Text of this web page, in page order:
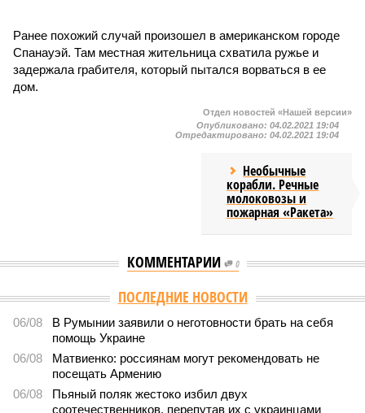
Ранее похожий случай произошел в американском городе
Спанауэй. Там местная жительница схватила ружье и
задержала грабителя, который пытался ворваться в ее
дом.
Отдел новостей «Нашей версии»
Опубликовано: 04.02.2021 19:04
Отредактировано: 04.02.2021 19:04
Необычные
корабли. Речные
молоковозы и
пожарная «Ракета»
КОММЕНТАРИИ 0
Версия //Общество //
Мы могли бы жить сотни лет, но этого никогда не
Мы могли бы жить сотни лет, но этого никогда не будет
Возраст бессмертия